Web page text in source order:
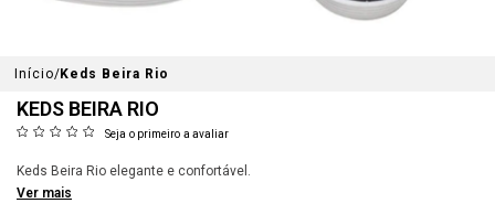
Início Keds Beira Rio
KEDS BEIRA RIO
Seja o primeiro a avaliar
Keds Beira Rio elegante e confortável.
Ver mais